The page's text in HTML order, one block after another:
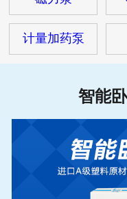
计量加药泵
智能